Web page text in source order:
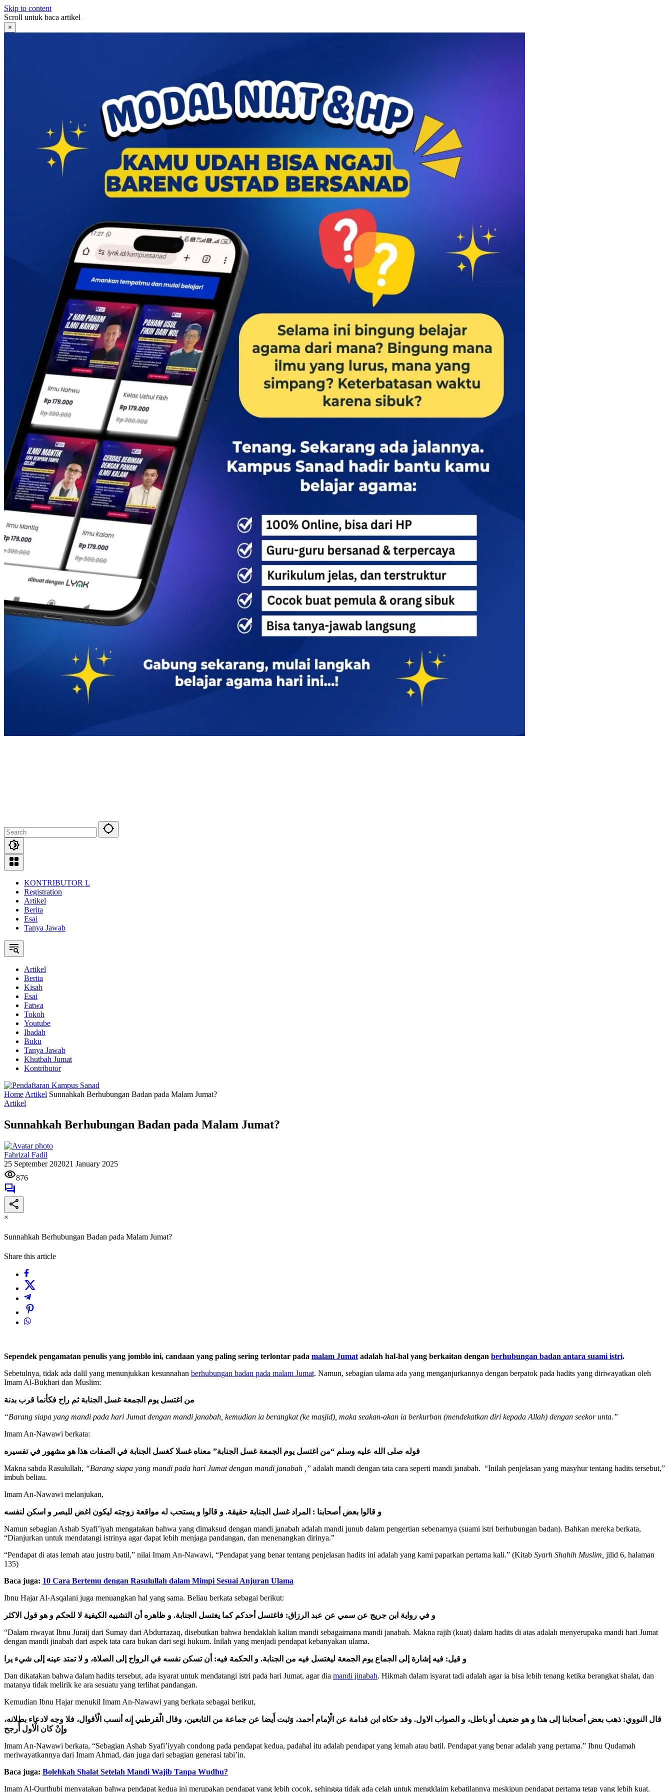
Skip to content
Scroll untuk baca artikel
×
KONTRIBUTOR L
Registration
Artikel
Berita
Esai
Tanya Jawab
Artikel
Berita
Kisah
Esai
Fatwa
Tokoh
Youtube
Ibadah
Buku
Tanya Jawab
Khutbah Jumat
Kontributor
Home Artikel Sunnahkah Berhubungan Badan pada Malam Jumat?
Artikel
Sunnahkah Berhubungan Badan pada Malam Jumat?
Fahrizal Fadil
25 September 202021 January 2025
876
×
Sunnahkah Berhubungan Badan pada Malam Jumat?
Share this article
Sependek pengamatan penulis yang jomblo ini, candaan yang paling sering terlontar pada malam Jumat adalah hal-hal yang berkaitan dengan berhubungan badan antara suami istri.
Sebetulnya, tidak ada dalil yang menunjukkan kesunnahan berhubungan badan pada malam Jumat. Namun, sebagian ulama ada yang menganjurkannya dengan berpatok pada hadits yang diriwayatkan oleh
Imam Al-Bukhari dan Muslim:
من اغتسل يوم الجمعة غسل الجنابة ثم راح فكأنما قرب بدنة
“Barang siapa yang mandi pada hari Jumat dengan mandi janabah, kemudian ia berangkat (ke masjid), maka seakan-akan ia berkurban (mendekatkan diri kepada Allah) dengan seekor unta.”
Imam An-Nawawi berkata:
قوله صلى الله عليه وسلم “من اغتسل يوم الجمعة غسل الجنابة” معناه غسلا كغسل الجنابة في الصفات هذا هو مشهور في تفسيره
Makna sabda Rasulullah, “Barang siapa yang mandi pada hari Jumat dengan mandi janabah ,” adalah mandi dengan tata cara seperti mandi janabah. “Inilah penjelasan yang masyhur tentang hadits tersebut,”
imbuh beliau.
Imam An-Nawawi melanjukan,
و قالوا بعض أصحابنا : المراد غسل الجنابة حقيقة. و قالوا و يستحب له مواقعة زوجته ليكون اغض للبصر و اسكن لنفسه
Namun sebagian Ashab Syafi’iyah mengatakan bahwa yang dimaksud dengan mandi janabah adalah mandi junub dalam pengertian sebenarnya (suami istri berhubungan badan). Bahkan mereka berkata,
“Dianjurkan untuk mendatangi istrinya agar dapat lebih menjaga pandangan, dan menenangkan dirinya.”
“Pendapat di atas lemah atau justru batil,” nilai Imam An-Nawawi, “Pendapat yang benar tentang penjelasan hadits ini adalah yang kami paparkan pertama kali.” (Kitab Syarh Shahih Muslim, jilid 6, halaman
135)
Baca juga: 10 Cara Bertemu dengan Rasulullah dalam Mimpi Sesuai Anjuran Ulama
Ibnu Hajar Al-Asqalani juga menuangkan hal yang sama. Beliau berkata sebagai berikut:
و في رواية ابن جريج عن سمي عن عبد الرزاق: فاغتسل أحدكم كما يغتسل الجنابة. و ظاهره أن التشبيه الكيفية لا للحكم و هو قول الاكثر
“Dalam riwayat Ibnu Juraij dari Sumay dari Abdurrazaq, disebutkan bahwa hendaklah kalian mandi sebagaimana mandi janabah. Makna rajih (kuat) dalam hadits di atas adalah menyerupaka mandi hari Jumat
dengan mandi jinabah dari aspek tata cara bukan dari segi hukum. Inilah yang menjadi pendapat kebanyakan ulama.
و قيل: فيه إشارة إلى الجماع يوم الجمعة ليغتسل فيه من الجنابة. و الحكمة فيه: أن تسكن نفسه في الرواح إلى الصلاة، و لا تمتد عينه إلى شيء يرا
Dan dikatakan bahwa dalam hadits tersebut, ada isyarat untuk mendatangi istri pada hari Jumat, agar dia mandi jinabah. Hikmah dalam isyarat tadi adalah agar ia bisa lebih tenang ketika berangkat shalat, dan
matanya tidak melirik ke ara sesuatu yang terlihat pandangan.
Kemudian Ibnu Hajar menukil Imam An-Nawawi yang berkata sebagai berikut,
قال النووي: ذهب بعض أصحابنا إلى هذا و هو ضعيف أو باطل، و الصواب الاول. وقد حكاه ابن قدامة عن الْإمام أحمد، وَثبت أَيضا عن جماعة من التابعين، وقال الْقرطبي إِنه أنسب الْأقوال، فلا وجه لادعاء بطلانه،
وإِنْ كان الْأول أَرجح
Imam An-Nawawi berkata, “Sebagian Ashab Syafi’iyyah condong pada pendapat kedua, padahal itu adalah pendapat yang lemah atau batil. Pendapat yang benar adalah yang pertama.” Ibnu Qudamah
meriwayatkannya dari Imam Ahmad, dan juga dari sebagian generasi tabi’in.
Baca juga: Bolehkah Shalat Setelah Mandi Wajib Tanpa Wudhu?
Imam Al-Qurthubi menyatakan bahwa pendapat kedua ini merupakan pendapat yang lebih cocok, sehingga tidak ada celah untuk mengklaim kebatilannya meskipun pendapat pertama tetap yang lebih kuat.